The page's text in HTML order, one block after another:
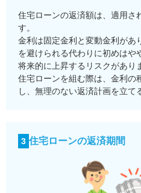
住宅ローンの返済額は、適用さ
す。
金利は固定金利と変動金利があ
を避けられる代わりに初めはや
将来的に上昇するリスクがあり
住宅ローンを組む際は、金利の
し、無理のない返済計画を立て
3 住宅ローンの返済期間